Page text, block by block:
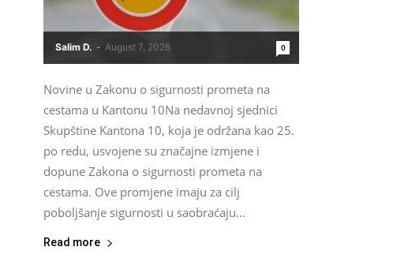
Salim D. - August 7, 2026 0
Novine u Zakonu o sigurnosti prometa na
cestama u Kantonu 10Na nedavnoj sjednici
Skupštine Kantona 10, koja je održana kao 25.
po redu, usvojene su značajne izmjene i
dopune Zakona o sigurnosti prometa na
cestama. Ove promjene imaju za cilj
poboljšanje sigurnosti u saobraćaju...
Read more